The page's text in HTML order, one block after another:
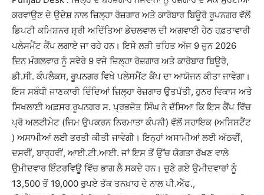
ਕਰਵਾਉਣ ਦੇ ਉਦੇਸ਼ ਨਾਲ ਜ਼ਿਲ੍ਹਾ ਰੋਜ਼ਗਾਰ ਅਤੇ ਕਾਰੋਬਾਰ ਬਿਊਰੋ ਰੂਪਨਗਰ ਵੱਲੋਂ
ਡਿਪਟੀ ਕਮਿਸ਼ਨਰ ਸ਼੍ਰੀ ਅਦਿੱਤਿਆ ਡੇਚਲਵਾਲ ਦੀ ਅਗਵਾਈ ਹੇਠ ਹਫ਼ਤਾਵਾਰੀ
ਪਲੇਸਮੈਂਟ ਕੈਂਪ ਲਗਾਏ ਜਾ ਰਹੇ ਹਨ। ਇਸੇ ਲੜੀ ਤਹਿਤ ਅੱਜ 9 ਜੂਨ 2026
ਦਿਨ ਮੰਗਲਵਾਰ ਨੂੰ ਸਵੇਰੇ 9 ਵਜੇ ਜ਼ਿਲ੍ਹਾ ਰੋਜ਼ਗਾਰ ਅਤੇ ਕਾਰੋਬਾਰ ਬਿਊਰੋ,
ਡੀ.ਸੀ. ਕੰਪਲੈਕਸ, ਰੂਪਨਗਰ ਵਿਖੇ ਪਲੇਸਮੈਂਟ ਕੈਂਪ ਦਾ ਆਯੋਜਨ ਕੀਤਾ ਜਾਵੇਗਾ।
ਇਸ ਸਬੰਧੀ ਜਾਣਕਾਰੀ ਦਿੰਦਿਆਂ ਜ਼ਿਲ੍ਹਾ ਰੋਜ਼ਗਾਰ ਉਤਪੱਤੀ, ਹੁਨਰ ਵਿਕਾਸ ਅਤੇ
ਸਿਖਲਾਈ ਅਫ਼ਸਰ ਰੂਪਨਗਰ ਸ. ਪ੍ਰਭਜੋਤ ਸਿੰਘ ਨੇ ਦੱਸਿਆ ਕਿ ਇਸ ਕੈਂਪ ਵਿੱਚ
ਪ੍ਰੋ ਅਲਟੀਮੇਟ (ਜਿਮ ਉਪਕਰਨ ਨਿਰਮਾਤਾ ਕੰਪਨੀ) ਵੱਲੋਂ ਸਹਾਇਕ (ਅਸਿਸਟੈਂਟ
) ਅਸਾਮੀਆਂ ਲਈ ਭਰਤੀ ਕੀਤੀ ਜਾਵੇਗੀ। ਇਨ੍ਹਾਂ ਅਸਾਮੀਆਂ ਲਈ ਅੱਠਵੀਂ,
ਦਸਵੀਂ, ਬਾਰ੍ਹਵੀਂ, ਆਈ.ਟੀ.ਆਈ. ਜਾਂ ਇਸ ਤੋਂ ਉੱਚ ਯੋਗਤਾ ਰੱਖਣ ਵਾਲੇ
ਉਮੀਦਵਾਰ ਇੰਟਰਵਿਊ ਵਿੱਚ ਭਾਗ ਲੈ ਸਕਦੇ ਹਨ। ਚੁਣੇ ਗਏ ਉਮੀਦਵਾਰਾਂ ਨੂੰ
13,500 ਤੋਂ 19,000 ਰੁਪਏ ਤੱਕ ਤਨਖ਼ਾਹ ਦੇ ਨਾਲ ਪੀ.ਐੱਫ.,